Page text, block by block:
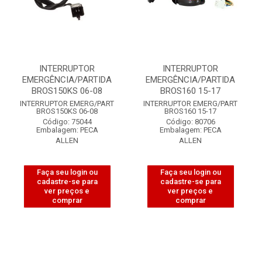
INTERRUPTOR
EMERGÊNCIA/PARTIDA
BROS150KS 06-08
INTERRUPTOR EMERG/PART
BROS150KS 06-08
Código: 75044
Embalagem: PECA
ALLEN
Faça seu login ou
cadastre-se para
ver preços e
comprar
INTERRUPTOR
EMERGÊNCIA/PARTIDA
BROS160 15-17
INTERRUPTOR EMERG/PART
BROS160 15-17
Código: 80706
Embalagem: PECA
ALLEN
Faça seu login ou
cadastre-se para
ver preços e
comprar